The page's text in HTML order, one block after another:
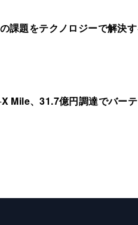
課題をテクノロジーで解決
Mile、31.7億円調達でバー